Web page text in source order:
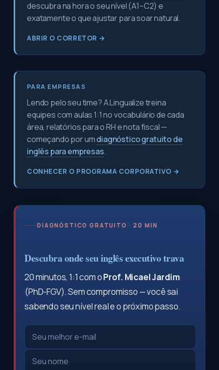
descubra na hora o seu nível (A1–C2) e
exatamente o que ajustar para soar natural.
ABRIR O CORRETOR →
PARA EMPRESAS
Lendo pelo seu time? A Lingualize treina
equipes com aulas 1:1 no vocabulário de cada
área, relatórios para o RH e nota fiscal —
começando por umdiagnóstico gratuito de
inglês para empresas.
CONHECER O PROGRAMA CORPORATIVO →
DIAGNÓSTICO GRATUITO · 20 MIN
Descubra onde seu inglês executivo trava
20 minutos, 1:1 com oProf. Micael Jardim
(PhD-FGV). Sem compromisso — você sai
sabendo seu nível real e o próximo passo.